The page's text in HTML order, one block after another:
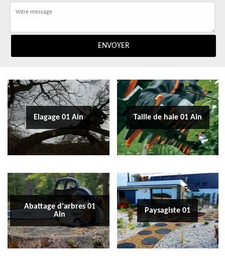
Elagage 01 Ain Taille de haie 01 Ain
Abattage d'arbres 01
Ain
Paysagiste 01